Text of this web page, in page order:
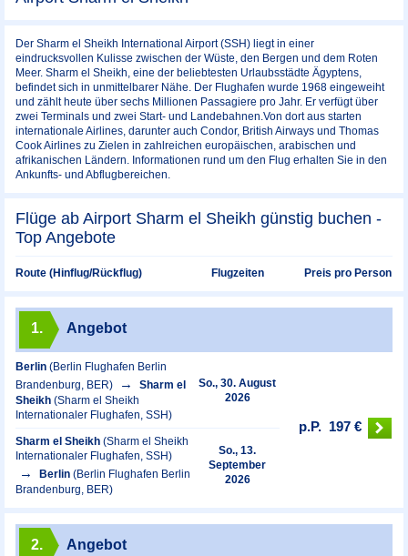
Der Sharm el Sheikh International Airport (SSH) liegt in einer
eindrucksvollen Kulisse zwischen der Wüste, den Bergen und dem Roten
Meer. Sharm el Sheikh, eine der beliebtesten Urlaubsstädte Ägyptens,
befindet sich in unmittelbarer Nähe. Der Flughafen wurde 1968 eingeweiht
und zählt heute über sechs Millionen Passagiere pro Jahr. Er verfügt über
zwei Terminals und zwei Start- und Landebahnen.Von dort aus starten
internationale Airlines, darunter auch Condor, British Airways und Thomas
Cook Airlines zu Zielen in zahlreichen europäischen, arabischen und
afrikanischen Ländern. Informationen rund um den Flug erhalten Sie in den
Ankunfts- und Abflugbereichen.
Flüge ab Airport Sharm el Sheikh günstig buchen -
Top Angebote
Route (Hinflug/Rückflug) Flugzeiten Preis pro Person
1. Angebot
Berlin (Berlin Flughafen Berlin
Brandenburg, BER)
Sharm el
Sheikh (Sharm el Sheikh
Internationaler Flughafen, SSH)
So., 30. August
2026
Sharm el Sheikh (Sharm el Sheikh
Internationaler Flughafen, SSH)
Berlin (Berlin Flughafen Berlin
Brandenburg, BER)
So., 13.
September
2026
p.P. 197 €
2. Angebot